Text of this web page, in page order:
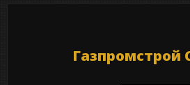
Газпромстрой